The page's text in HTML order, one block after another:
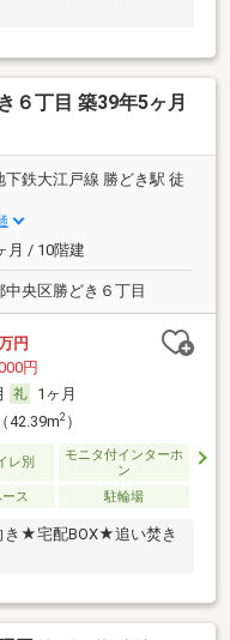
６丁目 築39年5ヶ月
下鉄大江戸線 勝どき駅 徒
月 / 10階建
中央区勝どき６丁目
円
円
1ヶ月
42.39m2）
レ別
モニタ付インターホ
ン
ス 駐輪場
★宅配BOX★追い焚き